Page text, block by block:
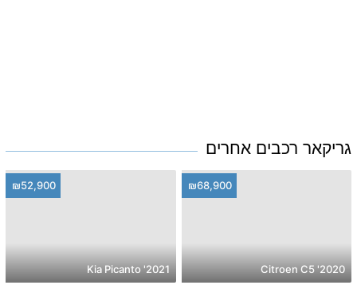
גריקאר רכבים אחרים
₪68,900
2020' Citroen C5
₪52,900
2021' Kia Picanto